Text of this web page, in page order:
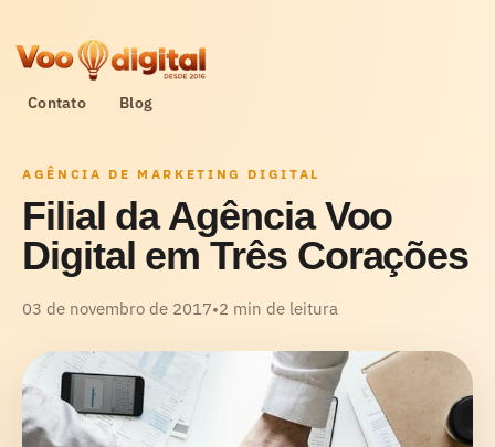
Contato Blog
AGÊNCIA DE MARKETING DIGITAL
Filial da Agência Voo
Digital em Três Corações
03 de novembro de 2017•2 min de leitura